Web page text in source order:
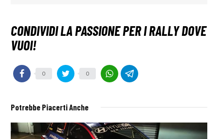
0 0
Potrebbe Piacerti Anche